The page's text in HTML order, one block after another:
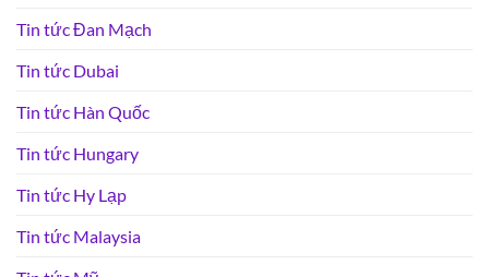
Tin tức Đan Mạch
Tin tức Dubai
Tin tức Hàn Quốc
Tin tức Hungary
Tin tức Hy Lạp
Tin tức Malaysia